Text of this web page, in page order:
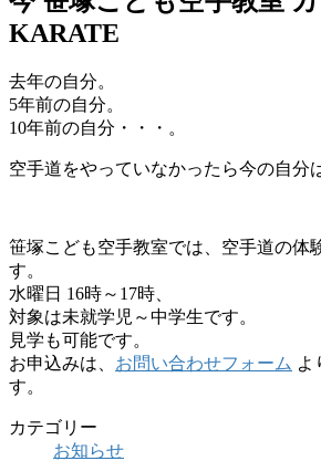
KARATE
去年の自分。
5年前の自分。
10年前の自分・・・。
空手道をやっていなかったら今の自分
笹塚こども空手教室では、空手道の体
す。
水曜日 16時～17時、
対象は未就学児～中学生です。
見学も可能です。
お申込みは、 お問い合わせフォーム よ
す。
カテゴリー
お知らせ